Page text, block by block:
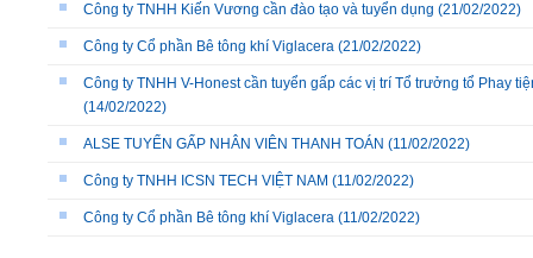
Công ty TNHH Kiến Vương cần đào tạo và tuyển dụng (21/02/2022)
Công ty Cổ phần Bê tông khí Viglacera (21/02/2022)
Công ty TNHH V-Honest cần tuyển gấp các vị trí Tổ trưởng tổ Phay
(14/02/2022)
ALSE TUYỂN GẤP NHÂN VIÊN THANH TOÁN (11/02/2022)
Công ty TNHH ICSN TECH VIỆT NAM (11/02/2022)
Công ty Cổ phần Bê tông khí Viglacera (11/02/2022)